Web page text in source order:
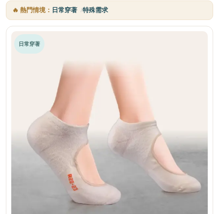
🔥 熱門情境： 日常穿著 特殊需求
日常穿著